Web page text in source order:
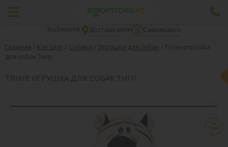
Выберите: Доставкаили
Самовывоз
Главная / Каталог / Собаки / Игрушки для собак / Trixie игрушка
для собак Тигр
TRIXIE ИГРУШКА ДЛЯ СОБАК ТИГР